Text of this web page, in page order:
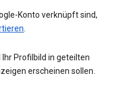
Konto verknüpft sind,
.
Profilbild in geteilten
erscheinen sollen.